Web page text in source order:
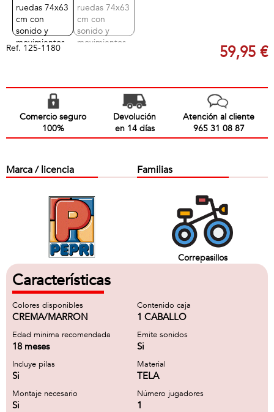
Ref. 125-1180 59,95 €
Comercio seguro
100%
Devolución
en 14 días
Atención al cliente
965 31 08 87
Marca / licencia Familias
Correpasillos
Características
Colores disponibles
CREMA/MARRON
Contenido caja
1 CABALLO
Edad minima recomendada
18 meses
Emite sonidos
Si
Incluye pilas
Si
Material
TELA
Montaje necesario
Si
Número jugadores
1